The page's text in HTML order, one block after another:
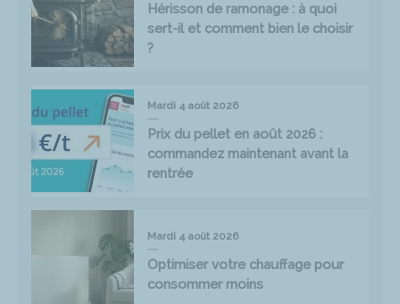
Hérisson de ramonage : à quoi
sert-il et comment bien le choisir
?
Mardi 4 août 2026
Prix du pellet en août 2026 :
commandez maintenant avant la
rentrée
Mardi 4 août 2026
Optimiser votre chauffage pour
consommer moins